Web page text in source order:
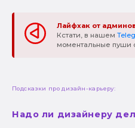
Лайфхак от
Кстати, в нашем
моментальные пуши
Подсказки про дизайн-карьеру:
Надо ли дизайнеру